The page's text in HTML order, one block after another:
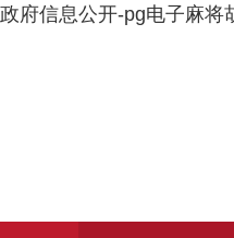
政府信息公开-pg电子麻将